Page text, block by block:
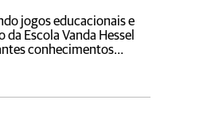
jogos educacionais e
Escola Vanda Hessel
conhecimentos